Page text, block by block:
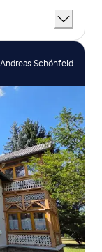
Schönfeld